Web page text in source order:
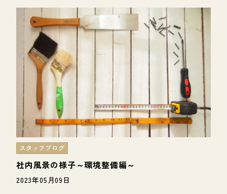
社内風景の様子～環境整備編～
スタッフブログ
2023年05月09日